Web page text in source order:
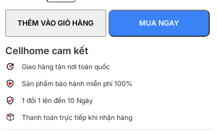
Braun
WK1500BK
2200W
số
THÊM VÀO GIỎ HÀNG MUA NGAY
Cellhome cam kết
Giao hàng tận nơi toàn quốc
Sản phẩm bảo hành miễn phí 100%
1 đổi 1 lên đến 10 Ngày
Thanh toán trực tiếp khi nhận hàng